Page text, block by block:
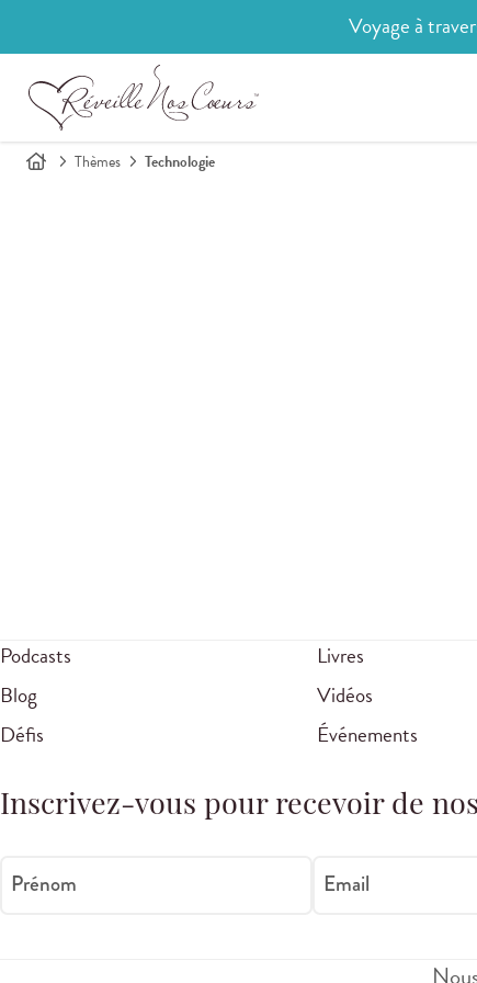
Voyage à
Thèmes Technologie
Podcasts
Blog
Défis
Livres
Vidéos
Événements
Inscrivez-vous pour recevoir de
Prénom Email